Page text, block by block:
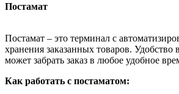
Постамат
Постамат – это терминал с
хранения заказанных товаров. Удобство
может забрать заказ в любое удобное
Как работать с постаматом: